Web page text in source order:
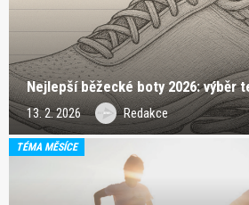
Nejlepší běžecké boty 2026: výběr
13. 2. 2026 Redakce
TÉMA MĚSÍCE